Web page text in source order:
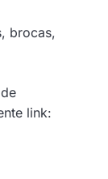
brocas,
link: